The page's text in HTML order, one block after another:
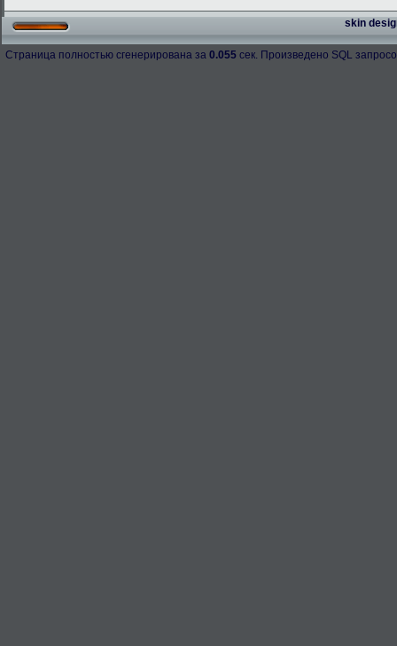
skin
Страница полностью сгенерирована за 0.055 сек. Произведено SQL